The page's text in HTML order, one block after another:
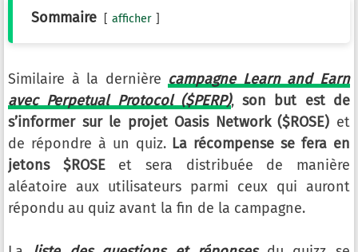
Sommaire afficher
Similaire à la dernière campagne Learn and Earn
avec Perpetual Protocol ($PERP),son but est de
s’informer sur le projet Oasis Network ($ROSE) et
de répondre à un quiz. La récompense se fera en
jetons $ROSEet sera distribuée de manière
aléatoire aux utilisateurs parmi ceux qui auront
répondu au quiz avant la fin de la campagne.